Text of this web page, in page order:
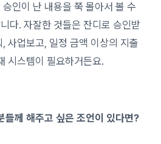
인이 난 내용을 쭉 몰아서 볼 수
다. 자잘한 것들은 잔디로 승인받
사업보고, 일정 금액 이상의 지출
시스템이 필요하거든요.
들께 해주고 싶은 조언이 있다면?